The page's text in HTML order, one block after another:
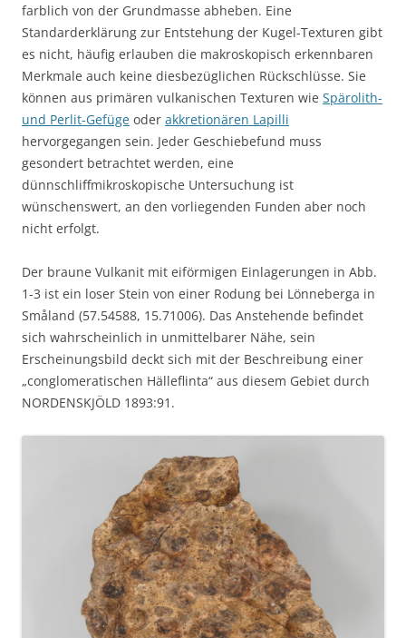
farblich von der Grundmasse abheben. Eine
Standarderklärung zur Entstehung der Kugel-Texturen gibt
es nicht, häufig erlauben die makroskopisch erkennbaren
Merkmale auch keine diesbezüglichen Rückschlüsse. Sie
können aus primären vulkanischen Texturen wie Spärolith-
und Perlit-Gefüge oder akkretionären Lapilli
hervorgegangen sein. Jeder Geschiebefund muss
gesondert betrachtet werden, eine
dünnschliffmikroskopische Untersuchung ist
wünschenswert, an den vorliegenden Funden aber noch
nicht erfolgt.
Der braune Vulkanit mit eiförmigen Einlagerungen in Abb.
1-3 ist ein loser Stein von einer Rodung bei Lönneberga in
Småland (57.54588, 15.71006). Das Anstehende befindet
sich wahrscheinlich in unmittelbarer Nähe, sein
Erscheinungsbild deckt sich mit der Beschreibung einer
„conglomeratischen Hälleflinta“ aus diesem Gebiet durch
NORDENSKJÖLD 1893:91.